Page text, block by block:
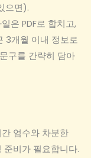
으면).
은 PDF로 합치고,
3개월 이내 정보로
구를 간략히 담아
엄수와 차분한
준비가 필요합니다.